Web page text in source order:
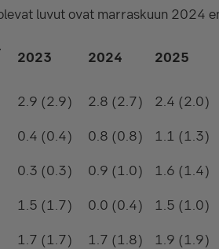
luvut ovat marraskuun 2024
2023 2024 2025
2.9 (2.9) 2.8 (2.7) 2.4 (2.0)
0.4 (0.4) 0.8 (0.8) 1.1 (1.3)
0.3 (0.3) 0.9 (1.0) 1.6 (1.4)
1.5 (1.7) 0.0 (0.4) 1.5 (1.0)
1.7 (1.7) 1.7 (1.8) 1.9 (1.9)